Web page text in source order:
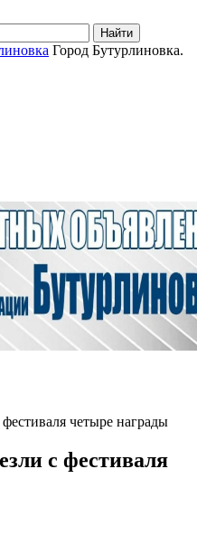
Найти
Город Бутурлиновка.
четыре награды
с фестиваля